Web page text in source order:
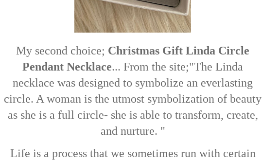
My second choice; Christmas Gift Linda Circle
Pendant Necklace... From the site;"The Linda
necklace was designed to symbolize an everlasting
circle. A woman is the utmost symbolization of beauty
as she is a full circle- she is able to transform, create,
and nurture. "
Life is a process that we sometimes run with certain